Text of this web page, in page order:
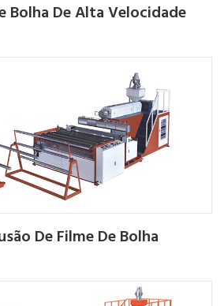
Bolha De Alta Velocidade
De Filme De Bolha